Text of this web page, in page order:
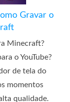
Gravar o
Minecraft?
o YouTube?
de tela do
momentos
qualidade.